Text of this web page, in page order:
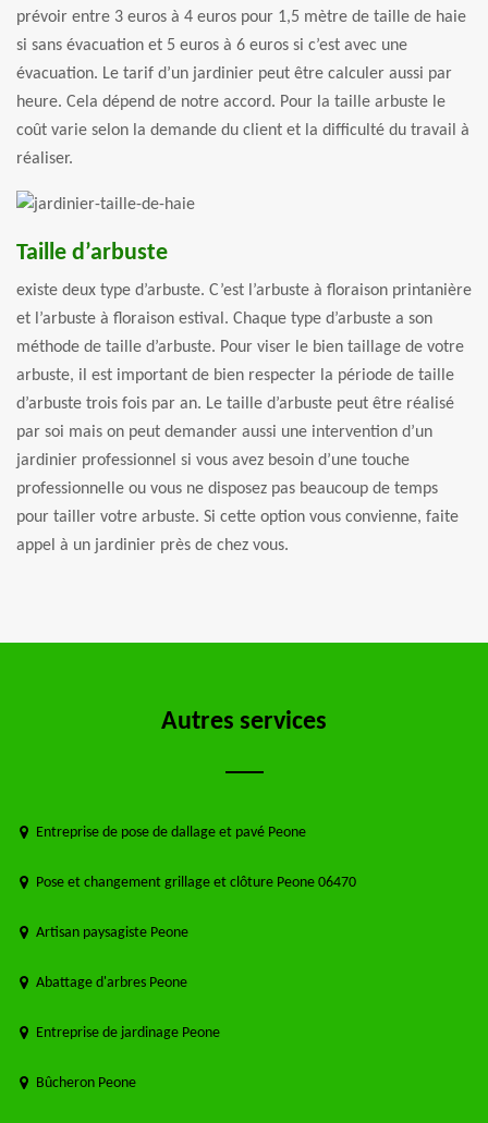
prévoir entre 3 euros à 4 euros pour 1,5 mètre de taille de haie
si sans évacuation et 5 euros à 6 euros si c’est avec une
évacuation. Le tarif d’un jardinier peut être calculer aussi par
heure. Cela dépend de notre accord. Pour la taille arbuste le
coût varie selon la demande du client et la difficulté du travail à
réaliser.
Taille d’arbuste
existe deux type d’arbuste. C’est l’arbuste à floraison printanière
et l’arbuste à floraison estival. Chaque type d’arbuste a son
méthode de taille d’arbuste. Pour viser le bien taillage de votre
arbuste, il est important de bien respecter la période de taille
d’arbuste trois fois par an. Le taille d’arbuste peut être réalisé
par soi mais on peut demander aussi une intervention d’un
jardinier professionnel si vous avez besoin d’une touche
professionnelle ou vous ne disposez pas beaucoup de temps
pour tailler votre arbuste. Si cette option vous convienne, faite
appel à un jardinier près de chez vous.
Autres services
Entreprise de pose de dallage et pavé Peone
Pose et changement grillage et clôture Peone 06470
Artisan paysagiste Peone
Abattage d'arbres Peone
Entreprise de jardinage Peone
Bûcheron Peone